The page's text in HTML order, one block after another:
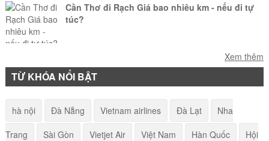
Cần Thơ đi Rạch Giá bao nhiêu km - nếu đi tự
túc?
Làm sao để mang vật nuôi lên máy bay?
bay
Xem thêm
TỪ KHÓA NỔI BẬT
hà nội Đà Nẵng Vietnam airlines Đà Lạt
Nha
Trang
Sài Gòn Vietjet Air Việt Nam Hàn Quốc
Hội